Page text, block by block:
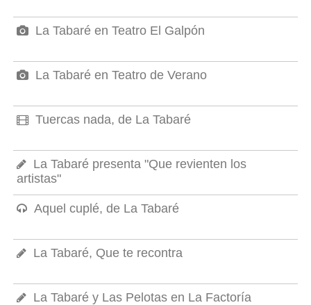
La Tabaré en Teatro El Galpón
La Tabaré en Teatro de Verano
Tuercas nada, de La Tabaré
La Tabaré presenta "Que revienten los
artistas"
Aquel cuplé, de La Tabaré
La Tabaré, Que te recontra
La Tabaré y Las Pelotas en La Factoría